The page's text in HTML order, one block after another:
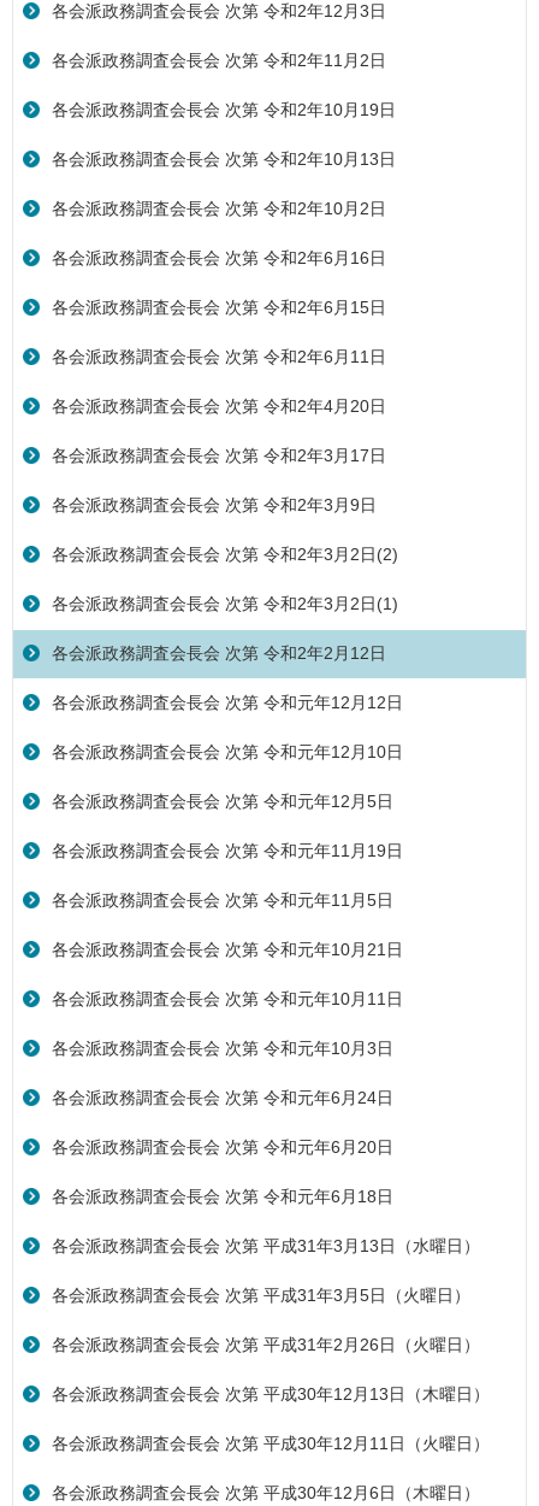
各会派政務調査会長会 次第 令和2年12月3日
各会派政務調査会長会 次第 令和2年11月2日
各会派政務調査会長会 次第 令和2年10月19日
各会派政務調査会長会 次第 令和2年10月13日
各会派政務調査会長会 次第 令和2年10月2日
各会派政務調査会長会 次第 令和2年6月16日
各会派政務調査会長会 次第 令和2年6月15日
各会派政務調査会長会 次第 令和2年6月11日
各会派政務調査会長会 次第 令和2年4月20日
各会派政務調査会長会 次第 令和2年3月17日
各会派政務調査会長会 次第 令和2年3月9日
各会派政務調査会長会 次第 令和2年3月2日(2)
各会派政務調査会長会 次第 令和2年3月2日(1)
各会派政務調査会長会 次第 令和2年2月12日
各会派政務調査会長会 次第 令和元年12月12日
各会派政務調査会長会 次第 令和元年12月10日
各会派政務調査会長会 次第 令和元年12月5日
各会派政務調査会長会 次第 令和元年11月19日
各会派政務調査会長会 次第 令和元年11月5日
各会派政務調査会長会 次第 令和元年10月21日
各会派政務調査会長会 次第 令和元年10月11日
各会派政務調査会長会 次第 令和元年10月3日
各会派政務調査会長会 次第 令和元年6月24日
各会派政務調査会長会 次第 令和元年6月20日
各会派政務調査会長会 次第 令和元年6月18日
各会派政務調査会長会 次第 平成31年3月13日（水曜日）
各会派政務調査会長会 次第 平成31年3月5日（火曜日）
各会派政務調査会長会 次第 平成31年2月26日（火曜日）
各会派政務調査会長会 次第 平成30年12月13日（木曜日）
各会派政務調査会長会 次第 平成30年12月11日（火曜日）
各会派政務調査会長会 次第 平成30年12月6日（木曜日）